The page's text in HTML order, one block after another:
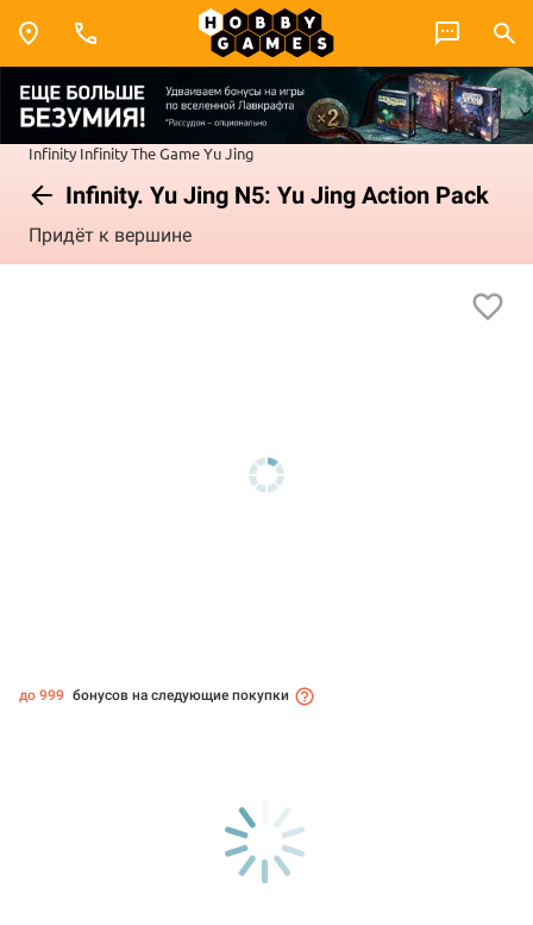
Infinity Infinity The GameYu Jing
Infinity. Yu Jing N5: Yu Jing Action Pack
Придёт к вершине
до 999 бонусов на следующие покупки